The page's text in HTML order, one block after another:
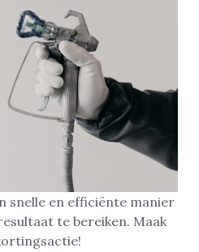
snelle en efficiënte manier
te bereiken. Maak